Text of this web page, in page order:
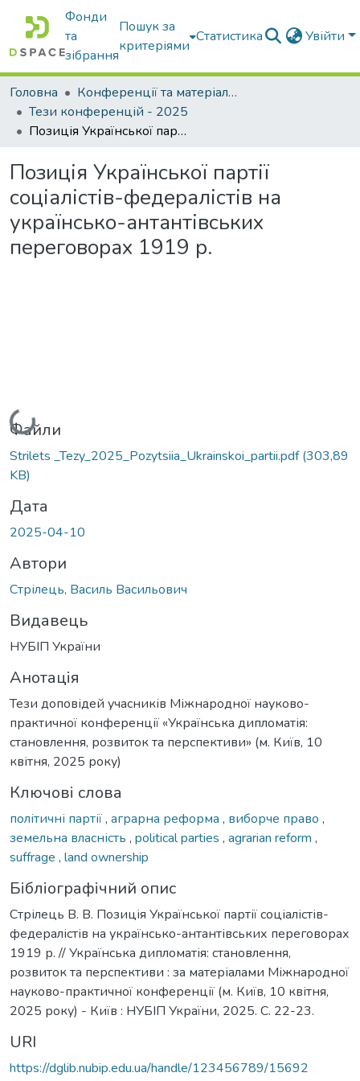
Фонди
та
зібрання
Пошук за
критеріями
Статистика Увійти
Головна
Конференції та матеріали конференцій
Тези конференцій - 2025
Позиція Української партії соціалістів-федералістів на українсько-антантівських переговорах 1919 р.
Позиція Української партії
соціалістів-федералістів на
українсько-антантівських
переговорах 1919 р.
Вантажиться...
Файли
Strilets _Tezy_2025_Pozytsiia_Ukrainskoi_partii.pdf(303,89
KB)
Дата
2025-04-10
Автори
Стрілець, Василь Васильович
Видавець
НУБІП України
Анотація
Тези доповідей учасників Міжнародної науково-
практичної конференції «Українська дипломатія:
становлення, розвиток та перспективи» (м. Київ, 10
квітня, 2025 року)
Ключові слова
політичні партії, аграрна реформа , виборче право ,
земельна власність , political parties , agrarian reform ,
suffrage , land ownership
Бібліографічний опис
Стрілець В. В. Позиція Української партії соціалістів-
федералістів на українсько-антантівських переговорах
1919 р. // Українська дипломатія: становлення,
розвиток та перспективи : за матеріалами Міжнародної
науково-практичної конференції (м. Київ, 10 квітня,
2025 року) - Київ : НУБІП України, 2025. С. 22-23.
URI
https://dglib.nubip.edu.ua/handle/123456789/15692